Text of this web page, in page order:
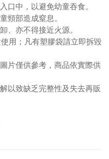
中，以避免幼童吞食。
頸部造成窒息。
、亦不得接近火源。
用；凡有塑膠袋請立即拆毀
片僅供參考，商品依實際供
以致缺乏完整性及失去再販